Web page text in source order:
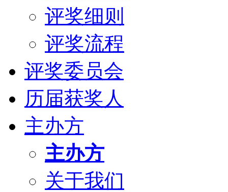
评奖细则
评奖流程
评奖委员会
历届获奖人
主办方
主办方
关于我们